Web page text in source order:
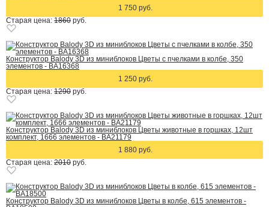
1 750 руб.
Старая цена: 1860 руб.
Конструктор Balody 3D из миниблоков Цветы с пчелками в колбе, 350
элементов - BA16368
1 250 руб.
Старая цена: 1290 руб.
Конструктор Balody 3D из миниблоков Цветы животные в горшках, 12шт
комплект, 1666 элементов - BA21179
1 880 руб.
Старая цена: 2010 руб.
Конструктор Balody 3D из миниблоков Цветы в колбе, 615 элементов -